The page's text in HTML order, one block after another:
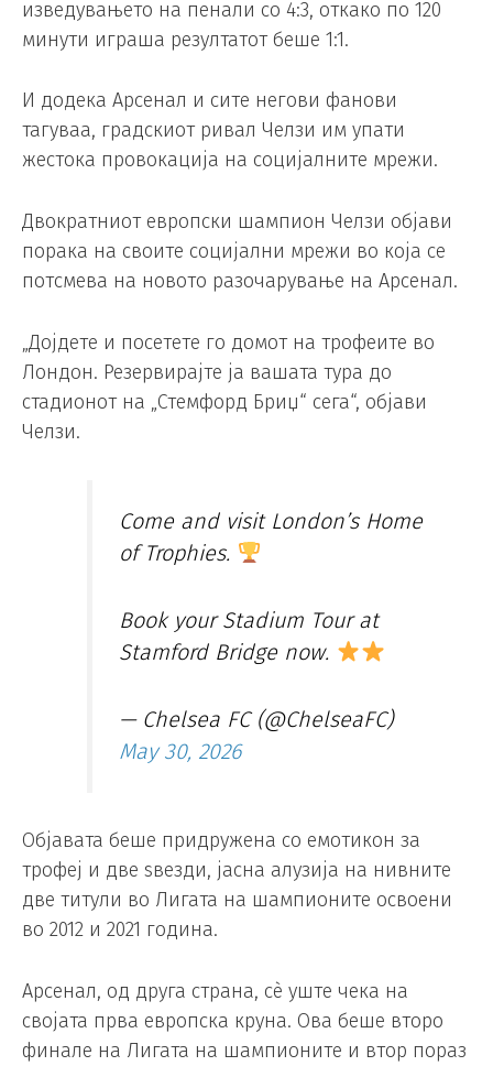
изведувањето на пенали со 4:3, откако по 120
минути играша резултатот беше 1:1.
И додека Арсенал и сите негови фанови
тагуваа, градскиот ривал Челзи им упати
жестока провокација на социјалните мрежи.
Двократниот европски шампион Челзи објави
порака на своите социјални мрежи во која се
потсмева на новото разочарување на Арсенал.
„Дојдете и посетете го домот на трофеите во
Лондон. Резервирајте ја вашата тура до
стадионот на „Стемфорд Бриџ“ сега“, објави
Челзи.
Come and visit London’s Home
of Trophies.
Book your Stadium Tour at
Stamford Bridge now.
— Chelsea FC (@ChelseaFC)
May 30, 2026
Објавата беше придружена со емотикон за
трофеј и две ѕвезди, јасна алузија на нивните
две титули во Лигата на шампионите освоени
во 2012 и 2021 година.
Арсенал, од друга страна, сè уште чека на
својата прва европска круна. Ова беше второ
финале на Лигата на шампионите и втор пораз